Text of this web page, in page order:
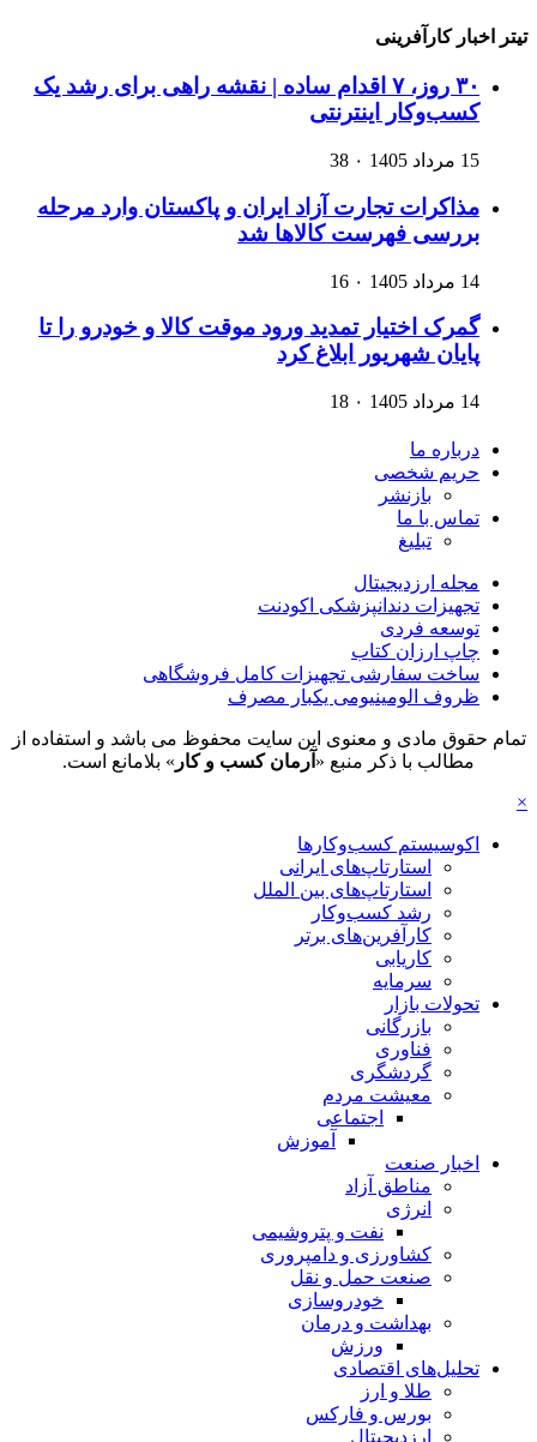
تیتر اخبار کارآفرینی
۳۰ روز، ۷ اقدام ساده | نقشه راهی برای رشد یک
کسب‌وکار اینترنتی
15 مرداد 1405 ۰ 38
مذاکرات تجارت آزاد ایران و پاکستان وارد مرحله
بررسی فهرست کالاها شد
14 مرداد 1405 ۰ 16
گمرک اختیار تمدید ورود موقت کالا و خودرو را تا
پایان شهریور ابلاغ کرد
14 مرداد 1405 ۰ 18
درباره ما
حریم شخصی
بازنشر
تماس با ما
تبلیغ
مجله ارزدیجیتال
تجهیزات دندانپزشکی اکودنت
توسعه فردی
چاپ ارزان کتاب
ساخت سفارشی تجهیزات کامل فروشگاهی
ظروف الومینیومی یکبار مصرف
تمام حقوق مادی و معنوی این سایت محفوظ می باشد و استفاده از
مطالب با ذکر منبع « آرمان کسب و کار » بلامانع است.
×
اکوسیستم کسب‌وکارها
استارتاپ‌های ایرانی
استارتاپ‌های بین الملل
رشد کسب‌وکار
کارآفرین‌های برتر
کاریابی
سرمایه
تحولات بازار
بازرگانی
فناوری
گردشگری
معیشت مردم
اجتماعی
آموزش
اخبار صنعت
مناطق آزاد
انرژی
نفت و پتروشیمی
کشاورزی و دامپروری
صنعت حمل و نقل
خودروسازی
بهداشت و درمان
ورزش
تحلیل‌های اقتصادی
طلا و ارز
بورس و فارکس
ارزدیجیتال